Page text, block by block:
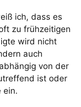
ich, dass es
zu frühzeitigen
wird nicht
auch
von der
ist oder
ein.